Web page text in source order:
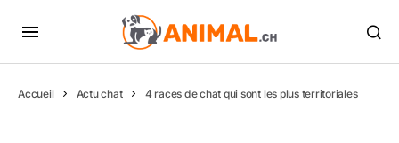
Accueil Actu chat 4 races de chat qui sont les plus territoriales